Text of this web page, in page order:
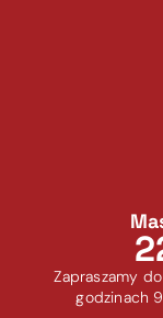
Zapraszamy
godzinach